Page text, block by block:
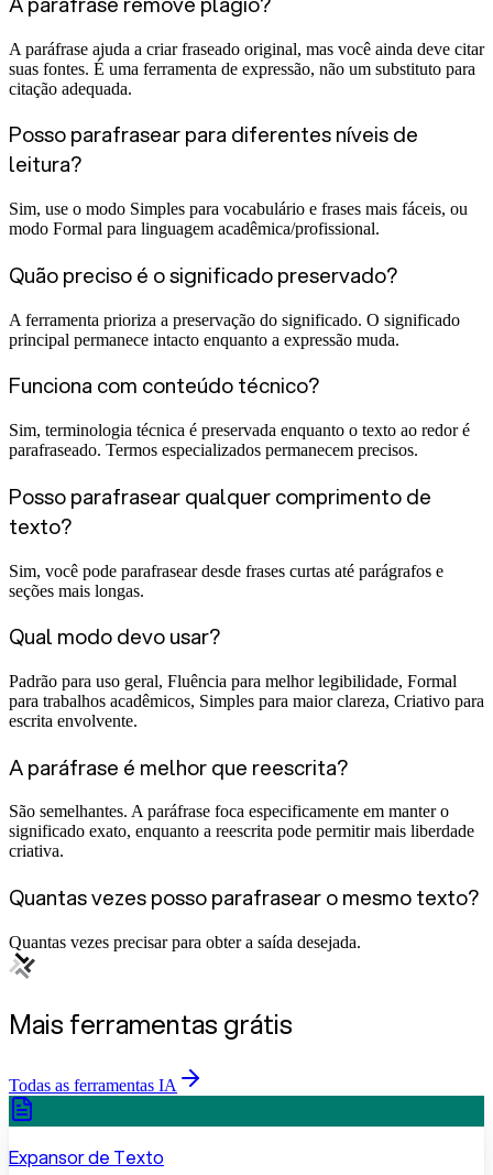
A paráfrase ajuda a criar fraseado original, mas você ainda deve citar
suas fontes. É uma ferramenta de expressão, não um substituto para
citação adequada.
Posso parafrasear para diferentes níveis de
leitura?
Sim, use o modo Simples para vocabulário e frases mais fáceis, ou
modo Formal para linguagem acadêmica/profissional.
Quão preciso é o significado preservado?
A ferramenta prioriza a preservação do significado. O significado
principal permanece intacto enquanto a expressão muda.
Funciona com conteúdo técnico?
Sim, terminologia técnica é preservada enquanto o texto ao redor é
parafraseado. Termos especializados permanecem precisos.
Posso parafrasear qualquer comprimento de
texto?
Sim, você pode parafrasear desde frases curtas até parágrafos e
seções mais longas.
Qual modo devo usar?
Padrão para uso geral, Fluência para melhor legibilidade, Formal
para trabalhos acadêmicos, Simples para maior clareza, Criativo para
escrita envolvente.
A paráfrase é melhor que reescrita?
São semelhantes. A paráfrase foca especificamente em manter o
significado exato, enquanto a reescrita pode permitir mais liberdade
criativa.
Quantas vezes posso parafrasear o mesmo texto?
Quantas vezes precisar para obter a saída desejada.
Mais ferramentas grátis
Todas as ferramentas IA
Expansor de Texto